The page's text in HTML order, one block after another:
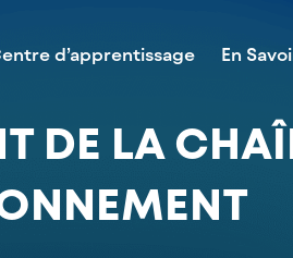
d’apprentissage En
DE LA